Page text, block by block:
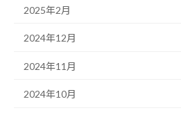
2025年2月
2024年12月
2024年11月
2024年10月